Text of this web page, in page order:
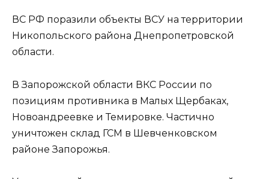
ВС РФ поразили объекты ВСУ на территории
Никопольского района Днепропетровской
области.
В Запорожской области ВКС России по
позициям противника в Малых Щербаках,
Новоандреевке и Темировке. Частично
уничтожен склад ГСМ в Шевченковском
районе Запорожья.